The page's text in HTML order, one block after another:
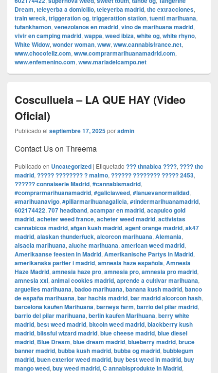
Dream, teleyerba a domicilio, teleyerba madrid, thc extracciones,
train wreck, triggeration og, triggerattion station, tuenti marihuana,
tutankhamon, venezolanos en madrid, vino de marihuana madrid,
vivir en camping madrid, wappa, weed ibiza, white og, white rhyno,
White Widow, wonder woman, www, www.cannabisfrance.net,
www.chocofeliz.com, www.comprarmarihuanamadrid.com,
www.enfemenino.com, www.mariadelcampo.net
Cosculluela – LA QUE HAY (Video
Oficial)
Publicado el septiembre 17, 2025poradmin
Contact Us on Threema
Publicado en Uncategorized | Etiquetado ??? thnabica ????, ???? thc
madrid, ????? ???????? ? malmo, ?????? ???????? ????? 2453,
?????? connaiserie Madrid, #cannabismadrid,
#comprarmarihuanamadrid, #galiciaweed, #lanuevanormalidad,
#marihuanavigo, #pillarmarihuanagalicia, #tindermarihuanamadrid,
602174422, 707 headband, acampar en madrid, acapulco gold
madrid, acheter weed france, acheter weed madrid, activistas
cannabicos madrid, afgan kush madrid, agent orange madrid, ak47
madrid, alaskan thunderfuck, alcorcon marihuana, Alemania,
alsacia marihuana, aluche marihuana, american weed madrid,
Amerikaanse feesten in Madrid, Amerikanische Partys in Madrid,
amerikanska partier i madrid, amnesia haze española, Amnesia
Haze Madrid, amnesia haze pro, amnesia pro, amnesia pro madrid,
amnesia xxl, animal cookies madrid, aprende a cultivar marihuana,
arguelles marihuana, badoo marihuana, banana kush madrid, banco
de españa marihuana, bar hachis madrid, bar madrid alcorcon hash,
barcelona kaufen Marihuana, barneys farm, barrio del pilar madrid,
barrio del pilar marihuana, berlin kaufen Marihuana, berry white
madrid, best weed madrid, bitcoin weed madrid, blackberry kush
madrid, blissful wizard madrid, blue cheese madrid, blue diesel
madrid, Blue Dream, blue dream madrid, blueberry madrid, bruce
banner madrid, bubba kush madrid, bubba og madrid, bubblegum
madrid, buen exterior weed madrid, buy best weed in madrid, buy
mango weed, buy weed madrid, C annabisprodukte in Madrid,